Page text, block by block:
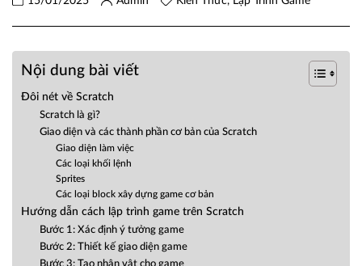
Nội dung bài viết
Đôi nét về Scratch
Scratch là gì?
Giao diện và các thành phần cơ bản của Scratch
Giao diện làm việc
Các loại khối lệnh
Sprites
Các loại block xây dựng game cơ bản
Hướng dẫn cách lập trình game trên Scratch
Bước 1: Xác định ý tưởng game
Bước 2: Thiết kế giao diện game